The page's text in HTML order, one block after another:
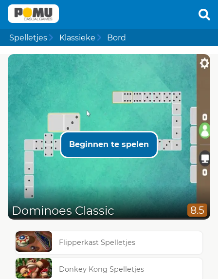
Spelletjes Klassieke Bord
Beginnen te spelen
Dominoes Classic 8.5
Flipperkast Spelletjes
Donkey Kong Spelletjes